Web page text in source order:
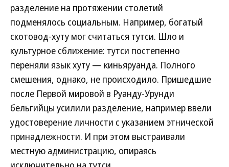
разделение на протяжении столетий
подменялось социальным. Например, богатый
скотовод-хуту мог считаться тутси. Шло и
культурное сближение: тутси постепенно
переняли язык хуту — киньяруанда. Полного
смешения, однако, не происходило. Пришедшие
после Первой мировой в Руанду-Урунди
бельгийцы усилили разделение, например ввели
удостоверение личности с указанием этнической
принадлежности. И при этом выстраивали
местную администрацию, опираясь